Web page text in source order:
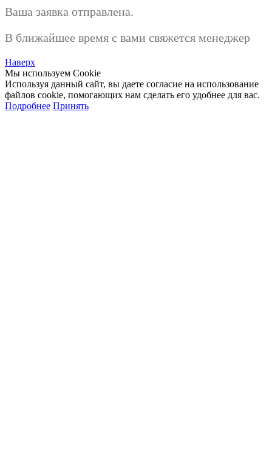
Ваша заявка отправлена.
В ближайшее время с вами свяжется менеджер
Наверх
Мы используем Cookie
Используя данный сайт, вы даете согласие на использование
файлов cookie, помогающих нам сделать его удобнее для вас.
Подробнее Принять